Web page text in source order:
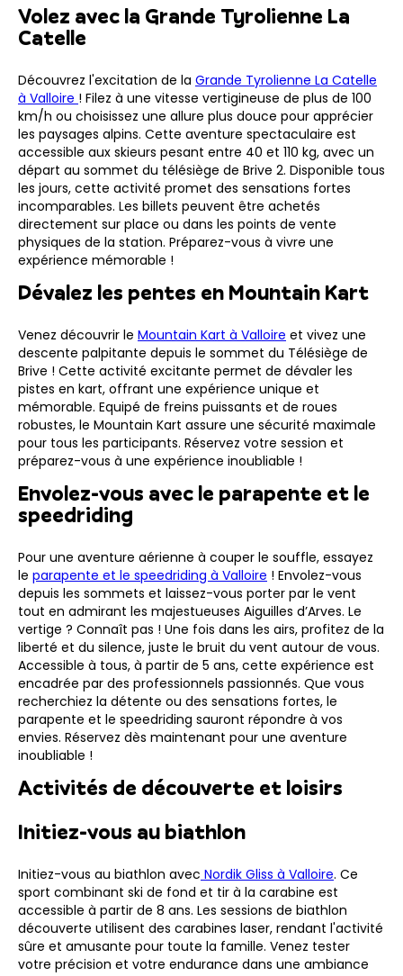
Volez avec la Grande Tyrolienne La
Catelle
Découvrez l'excitation de la Grande Tyrolienne La Catelle
à Valloire ! Filez à une vitesse vertigineuse de plus de 100
km/h ou choisissez une allure plus douce pour apprécier
les paysages alpins. Cette aventure spectaculaire est
accessible aux skieurs pesant entre 40 et 110 kg, avec un
départ au sommet du télésiège de Brive 2. Disponible tous
les jours, cette activité promet des sensations fortes
incomparables. Les billets peuvent être achetés
directement sur place ou dans les points de vente
physiques de la station. Préparez-vous à vivre une
expérience mémorable !
Dévalez les pentes en Mountain Kart
Venez découvrir le Mountain Kart à Valloire et vivez une
descente palpitante depuis le sommet du Télésiège de
Brive ! Cette activité excitante permet de dévaler les
pistes en kart, offrant une expérience unique et
mémorable. Equipé de freins puissants et de roues
robustes, le Mountain Kart assure une sécurité maximale
pour tous les participants. Réservez votre session et
préparez-vous à une expérience inoubliable !
Envolez-vous avec le parapente et le
speedriding
Pour une aventure aérienne à couper le souffle, essayez
le parapente et le speedriding à Valloire ! Envolez-vous
depuis les sommets et laissez-vous porter par le vent
tout en admirant les majestueuses Aiguilles d’Arves. Le
vertige ? Connaît pas ! Une fois dans les airs, profitez de la
liberté et du silence, juste le bruit du vent autour de vous.
Accessible à tous, à partir de 5 ans, cette expérience est
encadrée par des professionnels passionnés. Que vous
recherchiez la détente ou des sensations fortes, le
parapente et le speedriding sauront répondre à vos
envies. Réservez dès maintenant pour une aventure
inoubliable !
Activités de découverte et loisirs
Initiez-vous au biathlon
Initiez-vous au biathlon avec Nordik Gliss à Valloire. Ce
sport combinant ski de fond et tir à la carabine est
accessible à partir de 8 ans. Les sessions de biathlon
découverte utilisent des carabines laser, rendant l'activité
sûre et amusante pour toute la famille. Venez tester
votre précision et votre endurance dans une ambiance